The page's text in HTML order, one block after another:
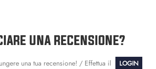
UNA RECENSIONE?
una tua recensione! / Effettua il LOGIN